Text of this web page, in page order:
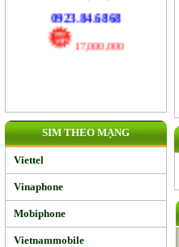
120,000,000
0923.84.6868
SIM THEO MẠNG
Viettel
Vinaphone
Mobiphone
Vietnammobile